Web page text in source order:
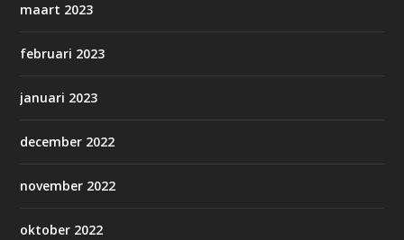
maart 2023
februari 2023
januari 2023
december 2022
november 2022
oktober 2022